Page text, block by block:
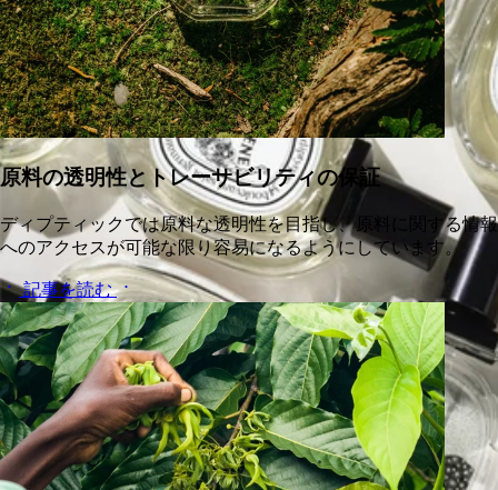
原料の透明性とトレーサビリティの保証
ディプティックでは原料な透明性を目指し、原料に関する情報
へのアクセスが可能な限り容易になるようにしています。
記事を読む